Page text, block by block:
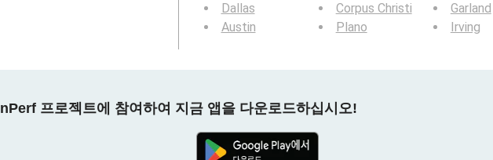
Dallas
Austin
Corpus Christi
Plano
Garland
Irving
nPerf 프로젝트에 참여하여 지금 앱을 다운로드하십시오!